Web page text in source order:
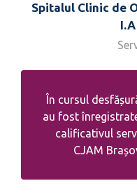
Spitalul Clinic de
În cursul
au fost
calificativul
CJAM